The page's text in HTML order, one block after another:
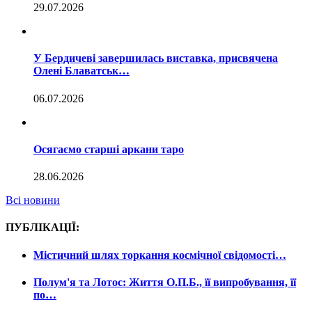
29.07.2026
У Бердичеві завершилась виставка, присвячена
Олені Блаватськ…
06.07.2026
Осягаємо старші аркани таро
28.06.2026
Всі новини
ПУБЛІКАЦІЇ:
Містичний шлях торкання космічної свідомості…
Полум'я та Лотос: Життя О.П.Б., її випробування, її
по…